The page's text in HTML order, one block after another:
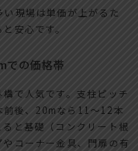
現場は単価が上がるた
安心です。
での価格帯
で人気です。支柱ピッチ
後、20mなら11～12本
と基礎（コンクリート根
コーナー金具、門扉の有